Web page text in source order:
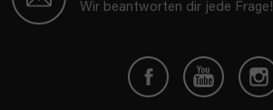
Wir beantworten dir jede Frage!